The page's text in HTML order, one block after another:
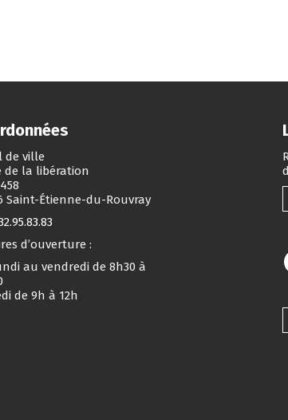
de ville
de la libération
Saint-Étienne-du-Rouvray
d’ouverture :
au vendredi de 8h30 à
de 9h à 12h